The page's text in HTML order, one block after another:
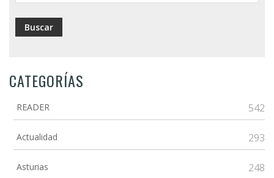
CATEGORÍAS
READER 542
Actualidad 293
Asturias 248